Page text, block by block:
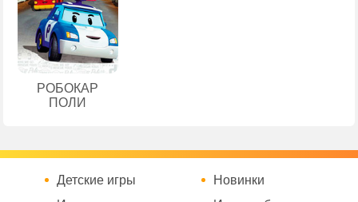
РОБОКАР
ПОЛИ
Детские игры
Новинки